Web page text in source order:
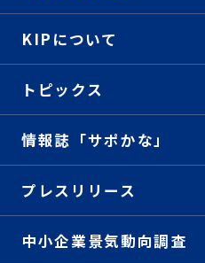
KIPについて
トピックス
情報誌「サポかな」
プレスリリース
中小企業景気動向調査